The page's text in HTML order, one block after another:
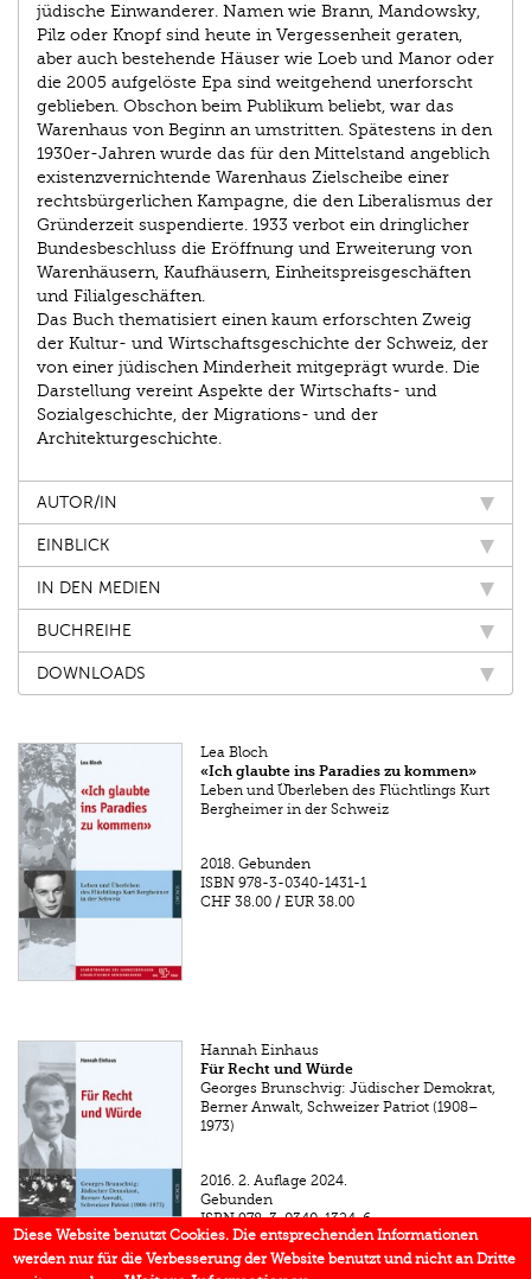
jüdische Einwanderer. Namen wie Brann, Mandowsky,
Pilz oder Knopf sind heute in Vergessenheit geraten,
aber auch bestehende Häuser wie Loeb und Manor oder
die 2005 aufgelöste Epa sind weitgehend unerforscht
geblieben. Obschon beim Publikum beliebt, war das
Warenhaus von Beginn an umstritten. Spätestens in den
1930er-Jahren wurde das für den Mittelstand angeblich
existenzvernichtende Warenhaus Zielscheibe einer
rechtsbürgerlichen Kampagne, die den Liberalismus der
Gründerzeit suspendierte. 1933 verbot ein dringlicher
Bundesbeschluss die Eröffnung und Erweiterung von
Warenhäusern, Kaufhäusern, Einheitspreisgeschäften
und Filialgeschäften.
Das Buch thematisiert einen kaum erforschten Zweig
der Kultur- und Wirtschaftsgeschichte der Schweiz, der
von einer jüdischen Minderheit mitgeprägt wurde. Die
Darstellung vereint Aspekte der Wirtschafts- und
Sozialgeschichte, der Migrations- und der
Architekturgeschichte.
AUTOR/IN
EINBLICK
IN DEN MEDIEN
BUCHREIHE
DOWNLOADS
Lea Bloch
«Ich glaubte ins Paradies zu kommen»
Leben und Überleben des Flüchtlings Kurt
Bergheimer in der Schweiz
2018. Gebunden
ISBN 978-3-0340-1431-1
CHF 38.00 /EUR 38.00
Hannah Einhaus
Für Recht und Würde
Georges Brunschvig: Jüdischer Demokrat,
Berner Anwalt, Schweizer Patriot (1908–
1973)
2016. 2. Auflage 2024.
Gebunden
ISBN 978-3-0340-1324-6
CHF 38.00 /EUR 34.00
Diese Website benutzt Cookies. Die entsprechenden Informationen
werden nur für die Verbesserung der Website benutzt und nicht an Dritte